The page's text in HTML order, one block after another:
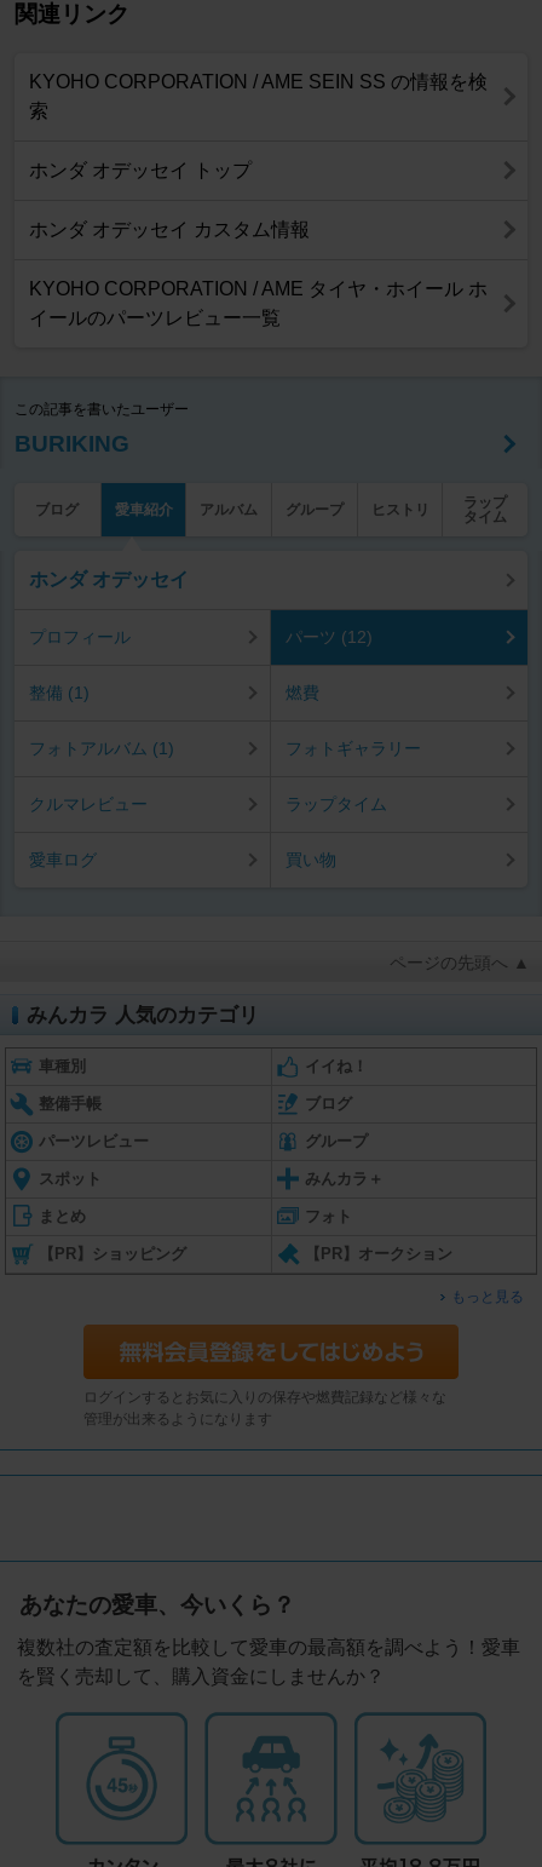
関連リンク
KYOHO CORPORATION / AME SEIN SS の情報を検
索
ホンダ オデッセイ トップ
ホンダ オデッセイ カスタム情報
KYOHO CORPORATION / AME タイヤ・ホイール ホ
イールのパーツレビュー一覧
この記事を書いたユーザー
BURIKING
ブログ 愛車紹介 アルバム グループ ヒストリ
ラップ
タイム
ホンダ オデッセイ
プロフィール パーツ (12)
整備 (1) 燃費
フォトアルバム (1) フォトギャラリー
クルマレビュー ラップタイム
愛車ログ 買い物
ページの先頭へ ▲
みんカラ 人気のカテゴリ
車種別 イイね！
整備手帳 ブログ
パーツレビュー グループ
スポット みんカラ＋
まとめ フォト
【PR】ショッピング 【PR】オークション
もっと見る
ログインするとお気に入りの保存や燃費記録など様々な
管理が出来るようになります
あなたの愛車、今いくら？
複数社の査定額を比較して愛車の最高額を調べよう！愛車
を賢く売却して、購入資金にしませんか？